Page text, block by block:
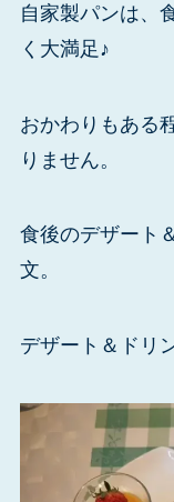
自家製パンは、
く大満足♪
おかわりもある
りません。
食後のデザート
文。
デザート＆ドリ